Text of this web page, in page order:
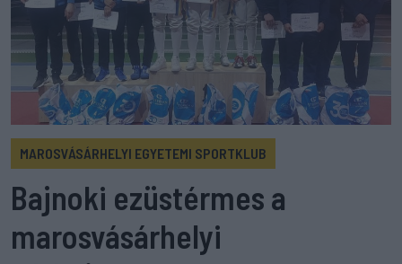
MAROSVÁSÁRHELYI EGYETEMI SPORTKLUB
Bajnoki ezüstérmes a
marosvásárhelyi